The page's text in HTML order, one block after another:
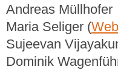
Andreas Müllhofer
Maria Seliger (
Sujeevan
Dominik